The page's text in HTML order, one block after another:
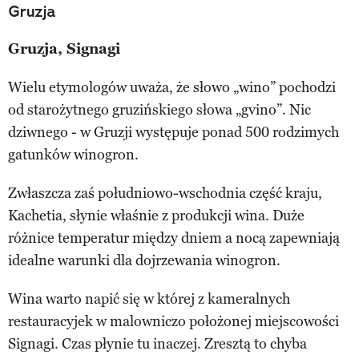
Gruzja
Gruzja, Signagi
Wielu etymologów uważa, że słowo „wino” pochodzi
od starożytnego gruzińskiego słowa „gvino”. Nic
dziwnego - w Gruzji występuje ponad 500 rodzimych
gatunków winogron.
Zwłaszcza zaś południowo-wschodnia część kraju,
Kachetia, słynie właśnie z produkcji wina. Duże
różnice temperatur między dniem a nocą zapewniają
idealne warunki dla dojrzewania winogron.
Wina warto napić się w której z kameralnych
restauracyjek w malowniczo położonej miejscowości
Signagi. Czas płynie tu inaczej. Zresztą to chyba